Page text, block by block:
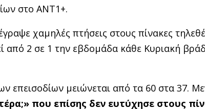
στο ΑΝΤ1+.
χαμηλές πτήσεις στους πίνακες
2 σε 1 την εβδομάδα κάθε Κυριακή
επεισοδίων μειώνεται από τα 60 στα 37.
που επίσης δεν ευτύχησε στους